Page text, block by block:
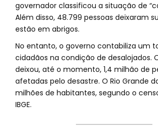
governador classificou a situação de
Além disso, 48.799 pessoas deixaram
estão em abrigos.
No entanto, o governo contabiliza um
cidadãos na condição de desalojados.
deixou, até o momento, 1,4 milhão de
afetadas pelo desastre. O Rio Grande
milhões de habitantes, segundo o
IBGE.